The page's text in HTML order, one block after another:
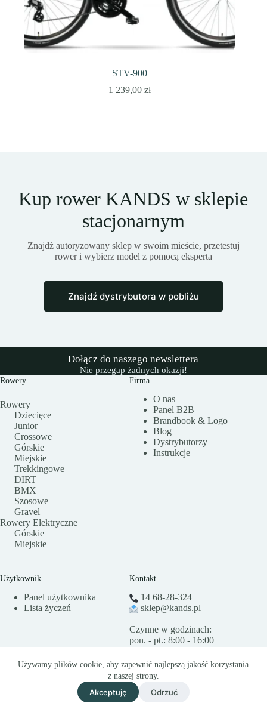
Używamy plików cookie, aby zapewnić najlepszą jakość korzystania
z naszej strony.
Akceptuję Odrzuć
STV-900
1 239,00 zł
Kup rower KANDS w sklepie
stacjonarnym
Znajdź autoryzowany sklep w swoim mieście, przetestuj
rower i wybierz model z pomocą eksperta
Znajdź dystrybutora w pobliżu
Dołącz do naszego newslettera
Nie przegap żadnych okazji!
Rowery
Rowery
Dziecięce
Junior
Crossowe
Górskie
Miejskie
Trekkingowe
DIRT
BMX
Szosowe
Gravel
Rowery Elektryczne
Górskie
Miejskie
Firma
O nas
Panel B2B
Brandbook & Logo
Blog
Dystrybutorzy
Instrukcje
Użytkownik
Panel użytkownika
Lista życzeń
Kontakt
14 68-28-324
sklep@kands.pl
Czynne w godzinach:
pon. - pt.: 8:00 - 16:00
Kontakt
Copyright © 2026 - Kands